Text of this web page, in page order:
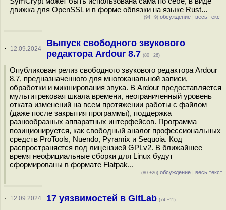
движка для OpenSSL и в форме обвязки на языке Rust...
(94 +9) обсуждение | весь текст
· 12.09.2024
Выпуск свободного звукового
редактора Ardour 8.7 (80 +26)
Опубликован релиз свободного звукового редактора Ardour
8.7, предназначенного для многоканальной записи,
обработки и микширования звука. В Ardour предоставляется
мультитрековая шкала времени, неограниченный уровень
отката изменений на всем протяжении работы с файлом
(даже после закрытия программы), поддержка
разнообразных аппаратных интерфейсов. Программа
позиционируется, как свободный аналог профессиональных
средств ProTools, Nuendo, Pyramix и Sequoia. Код
распространяется под лицензией GPLv2. В ближайшее
время неофициальные сборки для Linux будут
сформированы в формате Flatpak...
(80 +26) обсуждение | весь текст
· 12.09.2024 17 уязвимостей в GitLab (74 +11)